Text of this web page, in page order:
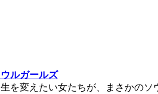
ルガールズ
生を変えたい女たちが、まさかの